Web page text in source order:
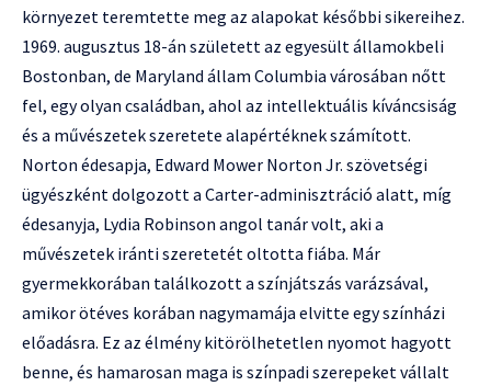
környezet teremtette meg az alapokat későbbi sikereihez.
1969. augusztus 18-án született az egyesült államokbeli
Bostonban, de Maryland állam Columbia városában nőtt
fel, egy olyan családban, ahol az intellektuális kíváncsiság
és a művészetek szeretete alapértéknek számított.
Norton édesapja, Edward Mower Norton Jr. szövetségi
ügyészként dolgozott a Carter-adminisztráció alatt, míg
édesanyja, Lydia Robinson angol tanár volt, aki a
művészetek iránti szeretetét oltotta fiába. Már
gyermekkorában találkozott a színjátszás varázsával,
amikor ötéves korában nagymamája elvitte egy színházi
előadásra. Ez az élmény kitörölhetetlen nyomot hagyott
benne, és hamarosan maga is színpadi szerepeket vállalt